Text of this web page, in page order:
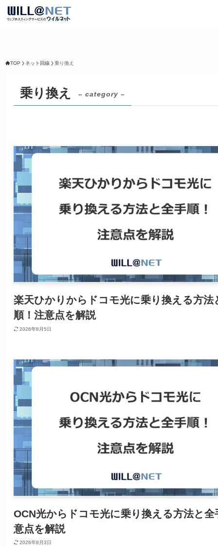
TOP ネット回線 乗り換え
乗り換え – category –
楽天ひかりからドコモ光に乗り換える方法
順！注意点を解説
2026年8月5日
OCN光からドコモ光に乗り換える方法と全
意点を解説
2026年8月3日